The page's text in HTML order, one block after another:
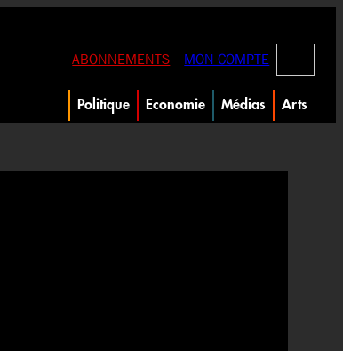
ABONNEMENTS MON COMPTE
Politique Economie Médias Arts